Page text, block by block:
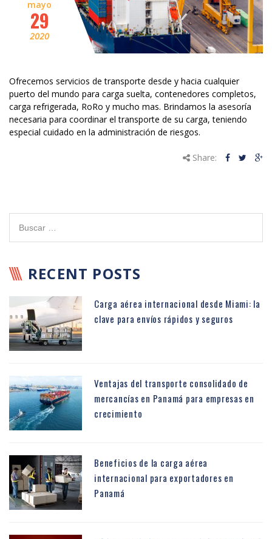
mayo
29
2020
Ofrecemos servicios de transporte desde y hacia cualquier
puerto del mundo para carga suelta, contenedores completos,
carga refrigerada, RoRo y mucho mas. Brindamos la asesoría
necesaria para coordinar el transporte de su carga, teniendo
especial cuidado en la administración de riesgos.
Share:
RECENT POSTS
Carga aérea internacional desde Miami: la
clave para envíos rápidos y seguros
Ventajas del transporte consolidado de
mercancías en Panamá para empresas en
crecimiento
Beneficios de la carga aérea
internacional para exportadores en
Panamá